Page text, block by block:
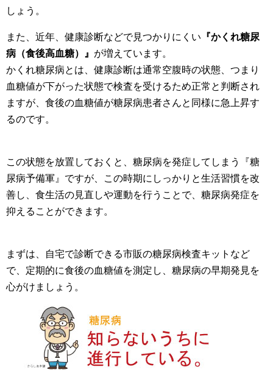
しょう。
また、近年、健康診断などで見つかりにくい 『かくれ糖尿
病（食後高血糖）』 が増えています。
かくれ糖尿病とは、健康診断は通常空腹時の状態、つまり
血糖値が下がった状態で検査を受けるため正常と判断され
ますが、食後の血糖値が糖尿病患者さんと同様に急上昇す
るのです。
この状態を放置しておくと、糖尿病を発症してしまう『糖
尿病予備軍』ですが、この時期にしっかりと生活習慣を改
善し、食生活の見直しや運動を行うことで、糖尿病発症を
抑えることができます。
まずは、自宅で診断できる市販の糖尿病検査キットなど
で、定期的に食後の血糖値を測定し、糖尿病の早期発見を
心がけましょう。